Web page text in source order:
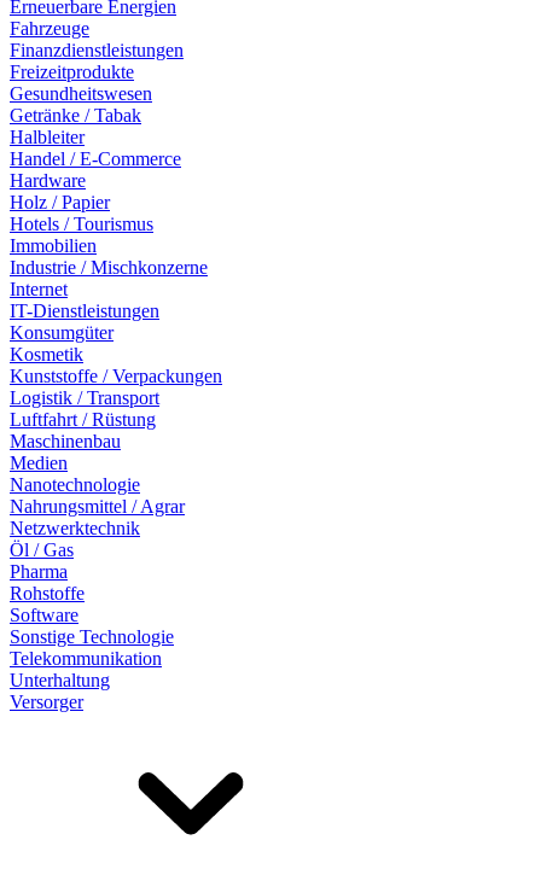
Erneuerbare Energien
Fahrzeuge
Finanzdienstleistungen
Freizeitprodukte
Gesundheitswesen
Getränke / Tabak
Halbleiter
Handel / E-Commerce
Hardware
Holz / Papier
Hotels / Tourismus
Immobilien
Industrie / Mischkonzerne
Internet
IT-Dienstleistungen
Konsumgüter
Kosmetik
Kunststoffe / Verpackungen
Logistik / Transport
Luftfahrt / Rüstung
Maschinenbau
Medien
Nanotechnologie
Nahrungsmittel / Agrar
Netzwerktechnik
Öl / Gas
Pharma
Rohstoffe
Software
Sonstige Technologie
Telekommunikation
Unterhaltung
Versorger